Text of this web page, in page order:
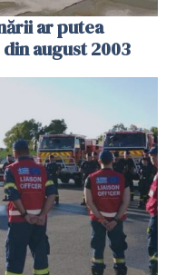
ar putea
august 2003